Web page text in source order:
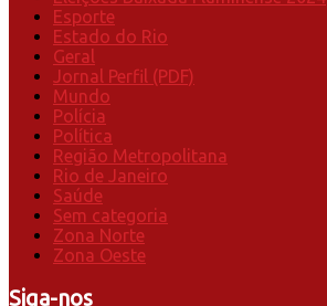
Esporte
Estado do Rio
Geral
Jornal Perfil (PDF)
Mundo
Polícia
Política
Região Metropolitana
Rio de Janeiro
Saúde
Sem categoria
Zona Norte
Zona Oeste
Siga-nos